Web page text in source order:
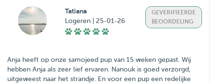
Tatiana
Logeren | 25-01-26
GEVERIFIEERDE
BEOORDELING
Anja heeft op onze samojeed pup van 15 weken gepast. Wij
hebben Anja als zeer lief ervaren. Nanouk is goed verzorgd,
uitgeweest naar het strandje. En voor een pup een redelijke